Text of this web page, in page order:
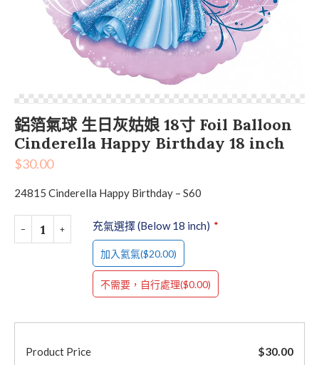
鋁箔氣球 生日灰姑娘 18寸 Foil Balloon
Cinderella Happy Birthday 18 inch
$30.00
24815 Cinderella Happy Birthday – S60
充氣選擇 (Below 18 inch) *
加入氦氣($20.00)
不需要，自行處理($0.00)
Product Price $30.00